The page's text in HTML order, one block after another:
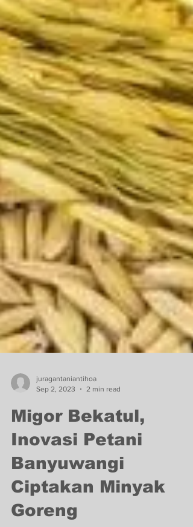
juragantaniantihoa
Sep 2, 2023
2 min read
Migor Bekatul,
Inovasi Petani
Banyuwangi